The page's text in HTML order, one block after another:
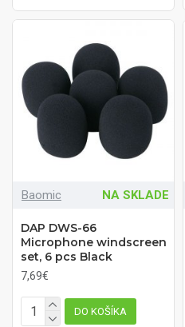
Baomic NA SKLADE
DAP DWS-66
Microphone windscreen
set, 6 pcs Black
7,69€
DO KOŠÍKA